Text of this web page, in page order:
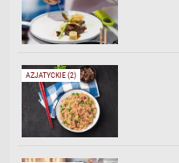
AZJATYCKIE (2)